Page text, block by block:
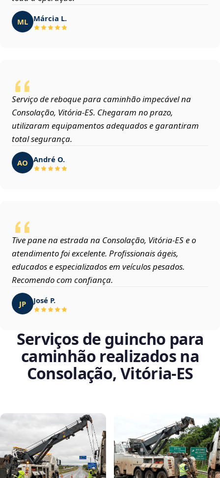
ML Márcia L.
Serviço de reboque para caminhão impecável na
Consolação, Vitória‑ES. Chegaram no prazo,
utilizaram equipamentos adequados e garantiram
total segurança.
AO André O.
Tive pane na estrada na Consolação, Vitória‑ES e o
atendimento foi excelente. Profissionais ágeis,
educados e especializados em veículos pesados.
Recomendo com confiança.
JP José P.
Serviços de guincho para
caminhão realizados na
Consolação, Vitória‑ES